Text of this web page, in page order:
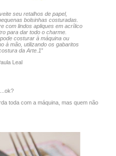
seu retalhos de papel,
bolsinhas costuradas.
com lindos apliques em acrílico
para dar todo o charme.
costurar à máquina ou
à mão, utilizando os gabaritos
da Arte.1”
Leal
toda com a máquina, mas quem não